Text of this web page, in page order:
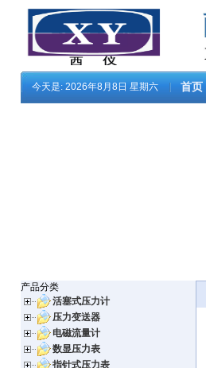
今天是: 2026年8月8日 星期六 首页
产品分类
活塞式压力计
压力变送器
电磁流量计
数显压力表
指针式压力表